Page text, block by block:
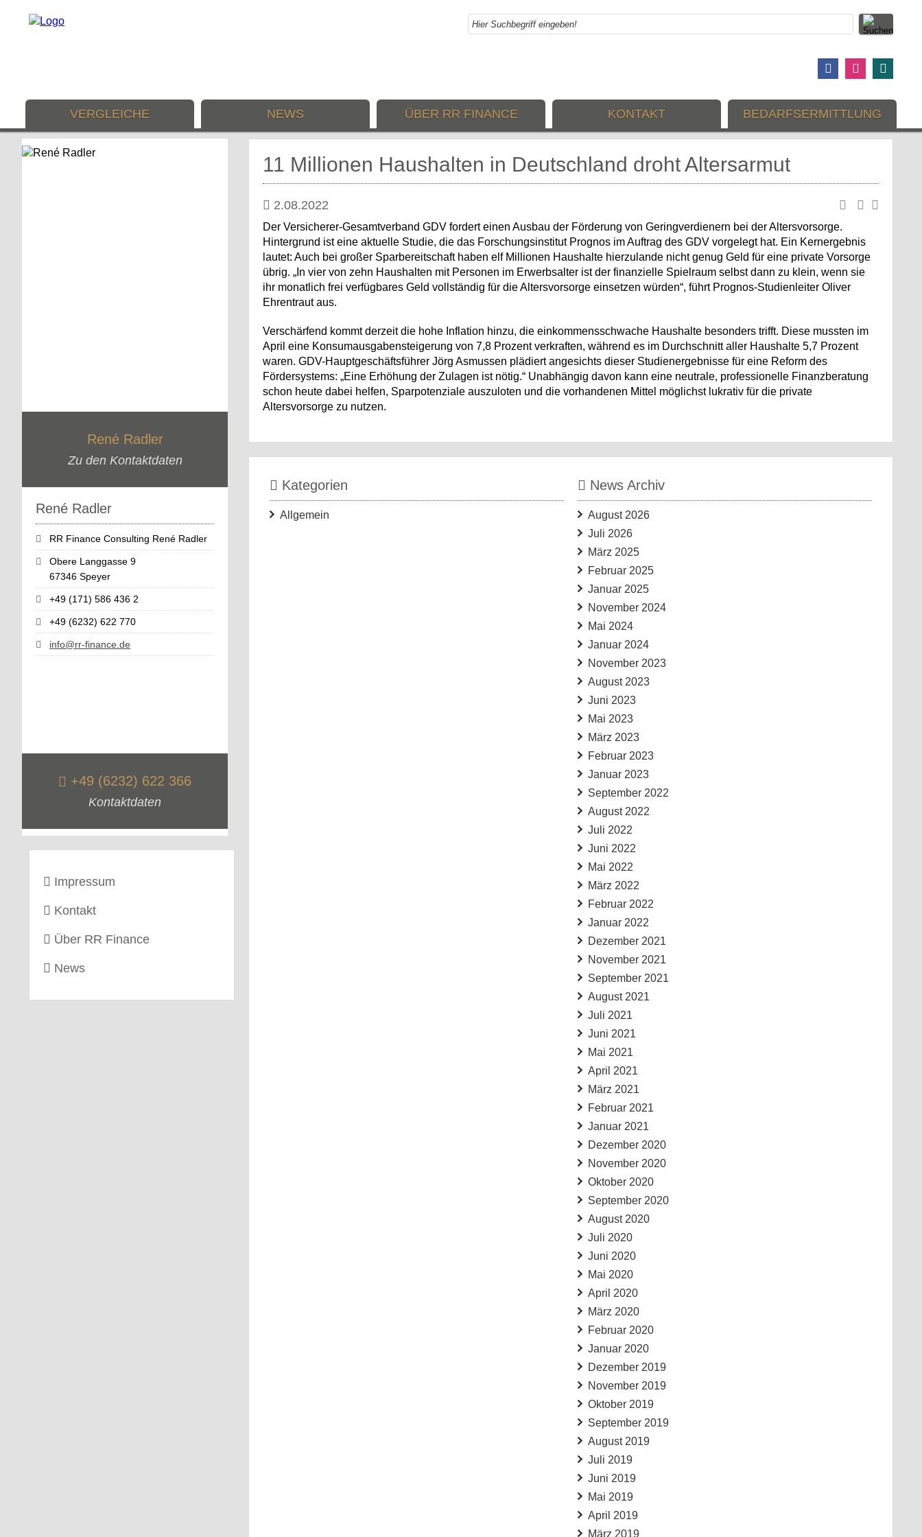
VERGLEICHE NEWS ÜBER RR FINANCE KONTAKT BEDARFSERMITTLUNG
René Radler
Zu den Kontaktdaten
René Radler
RR Finance Consulting René Radler
Obere Langgasse 9
67346 Speyer
+49 (171) 586 436 2
+49 (6232) 622 770
info@rr-finance.de
+49 (6232) 622 366
Kontaktdaten
Impressum
Kontakt
Über RR Finance
News
11 Millionen Haushalten in Deutschland droht Altersarmut
2.08.2022
Der Versicherer-Gesamtverband GDV fordert einen Ausbau der Förderung von Geringverdienern bei der Altersvorsorge.
Hintergrund ist eine aktuelle Studie, die das Forschungsinstitut Prognos im Auftrag des GDV vorgelegt hat. Ein Kernergebnis
lautet: Auch bei großer Sparbereitschaft haben elf Millionen Haushalte hierzulande nicht genug Geld für eine private Vorsorge
übrig. „In vier von zehn Haushalten mit Personen im Erwerbsalter ist der finanzielle Spielraum selbst dann zu klein, wenn sie
ihr monatlich frei verfügbares Geld vollständig für die Altersvorsorge einsetzen würden“, führt Prognos-Studienleiter Oliver
Ehrentraut aus.
Verschärfend kommt derzeit die hohe Inflation hinzu, die einkommensschwache Haushalte besonders trifft. Diese mussten im
April eine Konsumausgabensteigerung von 7,8 Prozent verkraften, während es im Durchschnitt aller Haushalte 5,7 Prozent
waren. GDV-Hauptgeschäftsführer Jörg Asmussen plädiert angesichts dieser Studienergebnisse für eine Reform des
Fördersystems: „Eine Erhöhung der Zulagen ist nötig.“ Unabhängig davon kann eine neutrale, professionelle Finanzberatung
schon heute dabei helfen, Sparpotenziale auszuloten und die vorhandenen Mittel möglichst lukrativ für die private
Altersvorsorge zu nutzen.
Kategorien
Allgemein
News Archiv
August 2026
Juli 2026
März 2025
Februar 2025
Januar 2025
November 2024
Mai 2024
Januar 2024
November 2023
August 2023
Juni 2023
Mai 2023
März 2023
Februar 2023
Januar 2023
September 2022
August 2022
Juli 2022
Juni 2022
Mai 2022
März 2022
Februar 2022
Januar 2022
Dezember 2021
November 2021
September 2021
August 2021
Juli 2021
Juni 2021
Mai 2021
April 2021
März 2021
Februar 2021
Januar 2021
Dezember 2020
November 2020
Oktober 2020
September 2020
August 2020
Juli 2020
Juni 2020
Mai 2020
April 2020
März 2020
Februar 2020
Januar 2020
Dezember 2019
November 2019
Oktober 2019
September 2019
August 2019
Juli 2019
Juni 2019
Mai 2019
April 2019
März 2019